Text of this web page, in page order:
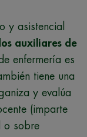
y asistencial
auxiliares de
enfermería es
tiene una
y evalúa
(imparte
o sobre